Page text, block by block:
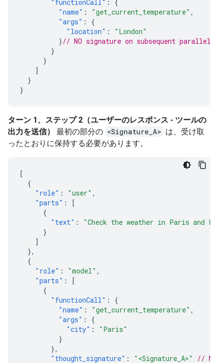
"functionCall" :
{
"name" : "get_current_temperature" ,
"args" :
{
"location" :
"London"
}// NO signature on subsequent parallel
}
}
]
}
}
ターン 1、ステップ 2（ユーザーのレスポンス - ツールの
出力を送信）
最初の部分の <Signature_A> は、受け取
ったとおりに保持する必要があります。
[
{
"role" : "user" ,
"parts" :
[
{
"text" :
"Check the weather in Paris and
}
]
},
{
"role" : "model" ,
"parts" :
[
{
"functionCall" :
{
"name" : "get_current_temperature" ,
"args" :
{
"city" :
"Paris"
}
},
"thought_signature" : "<Signature_A>"
//